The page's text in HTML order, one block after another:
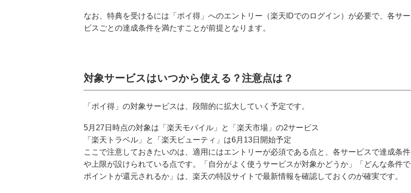
なお、特典を受けるには「ポイ得」へのエントリー（楽天IDでのログイン）が必要で、各サー
ビスごとの達成条件を満たすことが前提となります。
対象サービスはいつから使える？注意点は？
「ポイ得」の対象サービスは、段階的に拡大していく予定です。
5月27日時点の対象は「楽天モバイル」と「楽天市場」の2サービス
「楽天トラベル」と「楽天ビューティ」は6月13日開始予定
ここで注意しておきたいのは、適用にはエントリーが必須である点と、各サービスで達成条件
や上限が設けられている点です。「自分がよく使うサービスが対象かどうか」「どんな条件で
ポイントが還元されるか」は、楽天の特設サイトで最新情報を確認しておくのが確実です。